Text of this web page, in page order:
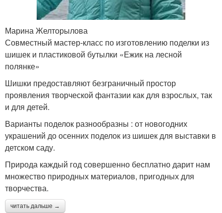
Марина Желторылова
Совместный мастер-класс по изготовлению поделки из
шишек и пластиковой бутылки «Ежик на лесной
полянке»
Шишки предоставляют безграничный простор
проявления творческой фантазии как для взрослых, так
и для детей.
Варианты поделок разнообразны : от новогодних
украшений до осенних поделок из шишек для выставки в
детском саду.
Природа каждый год совершенно бесплатно дарит нам
множество природных материалов, пригодных для
творчества.
читать дальше →